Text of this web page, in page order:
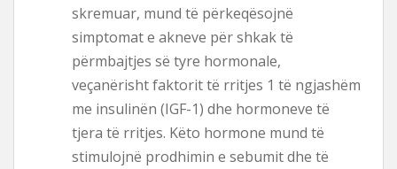
skremuar, mund të përkeqësojnë
simptomat e akneve për shkak të
përmbajtjes së tyre hormonale,
veçanërisht faktorit të rritjes 1 të ngjashëm
me insulinën (IGF-1) dhe hormoneve të
tjera të rritjes. Këto hormone mund të
stimulojnë prodhimin e sebumit dhe të